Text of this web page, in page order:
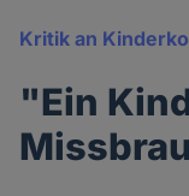
Kritik an
"Ein